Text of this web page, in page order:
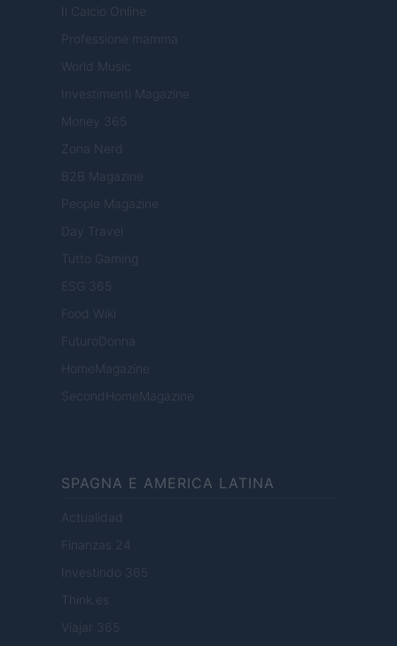
Il Calcio Online
Professione mamma
World Music
Investimenti Magazine
Money 365
Zona Nerd
B2B Magazine
People Magazine
Day Travel
Tutto Gaming
ESG 365
Food Wiki
FuturoDonna
HomeMagazine
SecondHomeMagazine
SPAGNA E AMERICA LATINA
Actualidad
Finanzas 24
Investindo 365
Think.es
Viajar 365